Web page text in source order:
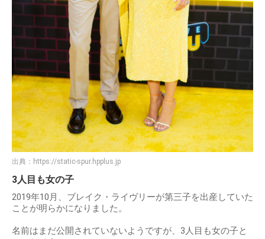
出典： https://static-spur.hpplus.jp
3人目も女の子
2019年10月、ブレイク・ライヴリーが第三子を出産していた
ことが明らかになりました。
名前はまだ公開されていないようですが、3人目も女の子と